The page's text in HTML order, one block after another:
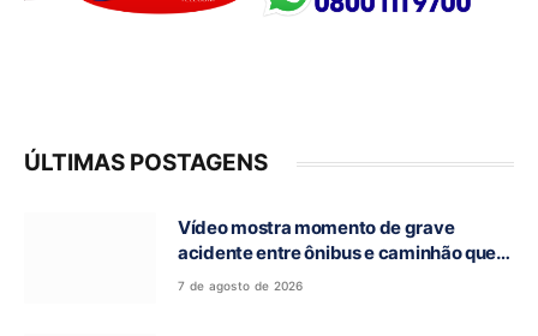
ÚLTIMAS POSTAGENS
Vídeo mostra momento de grave
acidente entre ônibus e caminhão que
deixou cinco mortos na GO-010, em
7 de agosto de 2026